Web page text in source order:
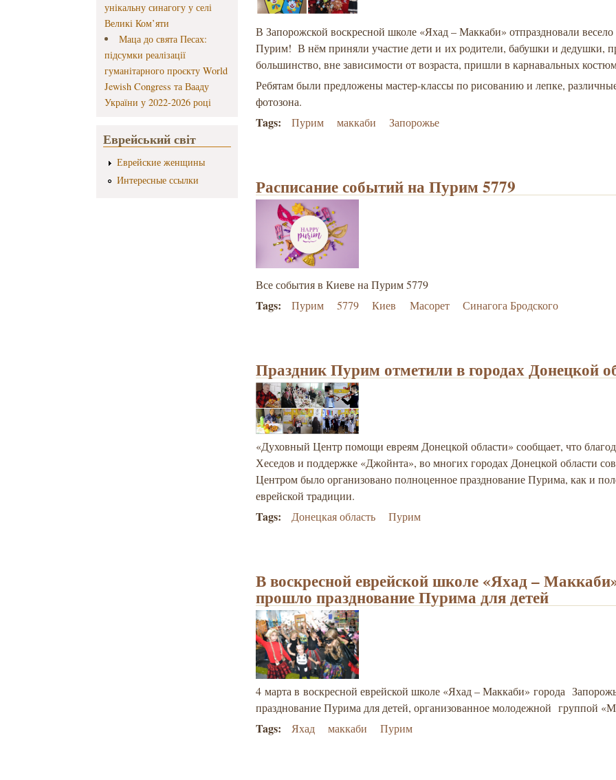
унікальну синагогу у селі
Великі Ком’яти
Маца до свята Песах:
підсумки реалізації
гуманітарного проєкту World
Jewish Congress та Вааду
України у 2022-2026 році
Еврейський світ
Еврейские женщины
Интересные ссылки
В Запорожской воскресной школе «Яхад – Маккаби» отпраздновали
Пурим! В нём приняли участие дети и их родители, бабушки и дедушки,
большинство, вне зависимости от возраста, пришли в карнавальных
Ребятам были предложены мастер-классы по рисованию и лепке,
фотозона.
Tags: Пурим маккаби Запорожье
Расписание событий на Пурим 5779
Все события в Киеве на Пурим 5779
Tags: Пурим 5779 Киев Масорет Синагога Бродского
Праздник Пурим отметили в городах Донецкой
«Духовный Центр помощи евреям Донецкой области» сообщает, что
Хеседов и поддержке «Джойнта», во многих городах Донецкой области
Центром было организовано полноценное празднование Пурима, как и
еврейской традиции.
Tags: Донецкая область Пурим
В воскресной еврейской школе «Яхад –
прошло празднование Пурима для детей
4 марта в воскресной еврейской школе «Яхад – Маккаби» города
празднование Пурима для детей, организованное молодежной группой
Tags: Яхад маккаби Пурим